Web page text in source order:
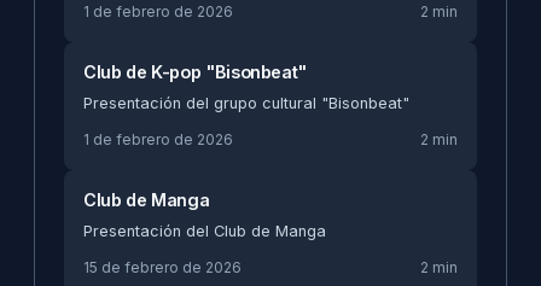
1 de febrero de 2026
2 min
Club de K-pop "Bisonbeat"
Presentación del grupo cultural "Bisonbeat"
1 de febrero de 2026
2 min
Club de Manga
Presentación del Club de Manga
15 de febrero de 2026
2 min